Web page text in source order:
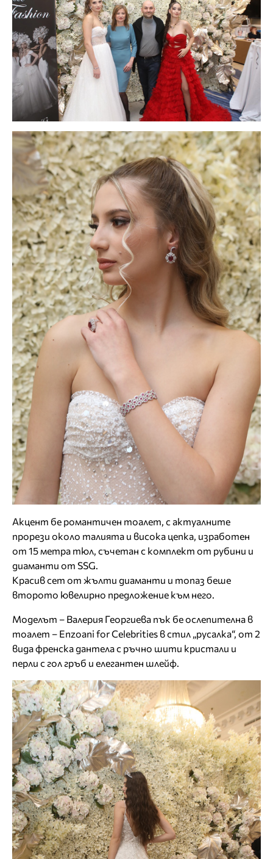
Акцент бе романтичен тоалет, с актуалните
прорези около талията и висока цепка, изработен
от 15 метра тюл, съчетан с комплект от рубини и
диаманти от SSG.
Красив сет от жълти диаманти и топаз беше
второто ювелирно предложение към него.
Моделът – Валерия Георгиева пък бе ослепителна в
тоалет – Enzoani for Celebrities в стил „русалка“, от 2
вида френска дантела с ръчно шити кристали и
перли с гол гръб и елегантен шлейф.